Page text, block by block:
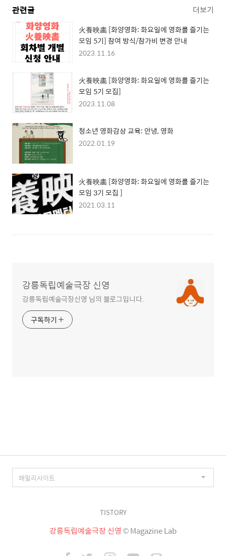
관련글 더보기
火養映畵 [화양영화: 화요일에 영화를 즐기는
모임 5기] 참여 방식/참가비 변경 안내
2023.11.16
火養映畵 [화양영화: 화요일에 영화를 즐기는
모임 5기 모집]
2023.11.08
청소년 영화감상 교육: 안녕, 영화
2022.01.19
火養映畵 [화양영화: 화요일에 영화를 즐기는
모임 3기 모집 ]
2021.03.11
강릉독립예술극장 신영
강릉독립예술극장신영 님의 블로그입니다.
구독하기
TISTORY
강릉독립예술극장 신영 © Magazine Lab